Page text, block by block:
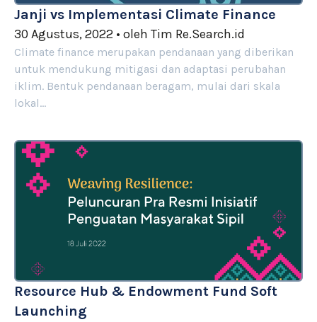
Janji vs Implementasi Climate Finance
30 Agustus, 2022 • oleh Tim Re.Search.id
Climate finance merupakan pendanaan yang diberikan
untuk mendukung mitigasi dan adaptasi perubahan
iklim. Bentuk pendanaan beragam, mulai dari skala
lokal…
Resource Hub & Endowment Fund Soft
Launching